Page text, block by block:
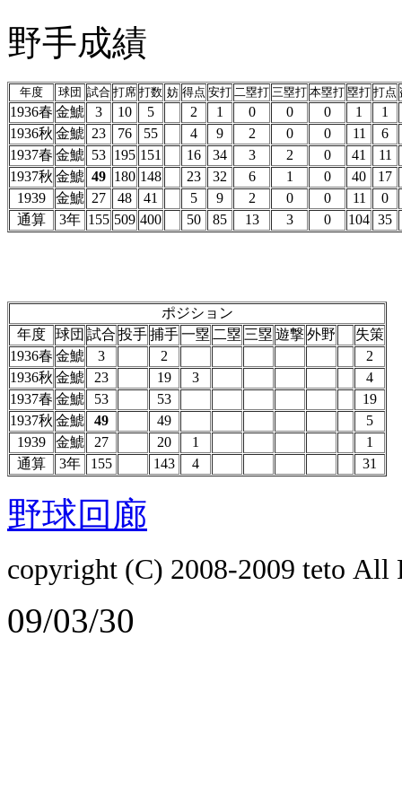
野手成績
年度 球団 試合 打席 打数 妨 得点 安打 二塁打 三塁打 本塁打 塁打 打点
1936春 金鯱 3 10 5 2 1 0 0 0 1
1
1936秋 金鯱 23 76 55 4 9 2 0 0 11
6
1937春 金鯱 53 195 151 16 34 3 2 0 41
11
1937秋 金鯱 49 180 148 23 32 6 1 0 40
17
1939
金鯱 27 48 41 5 9 2 0 0 11
0
通算
3年 155 509 400 50 85 13 3 0 104 35
ポジション
年度
球団 試合 投手捕手一塁 二塁 三塁 遊撃外野
失策
1936春 金鯱 3 2
2
1936秋 金鯱 23 19 3
4
1937春 金鯱 53 53
19
1937秋 金鯱 49 49
5
1939
金鯱 27 20 1
1
通算
3年 155 143 4 31
野球回廊
copyright (C) 2008-2009 teto All
09/03/30